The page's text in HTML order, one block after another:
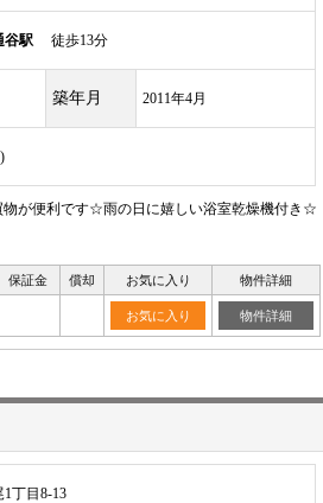
谷駅 徒歩13分
築年月 2011年4月
が便利です☆雨の日に嬉しい浴室乾燥機付き☆
保証金 償却 お気に入り 物件詳細
お気に入り 物件詳細
丁目8-13